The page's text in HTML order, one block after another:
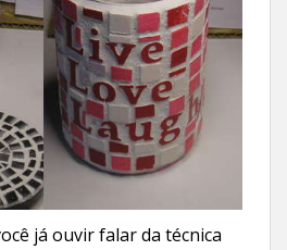
já ouvir falar da técnica